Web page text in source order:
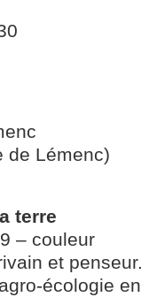
de Lémenc)
terre
– couleur
et
écologie